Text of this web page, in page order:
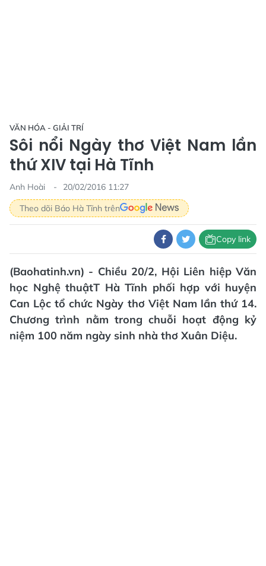
VĂN HÓA - GIẢI TRÍ
Sôi nổi Ngày thơ Việt Nam lần
thứ XIV tại Hà Tĩnh
Anh Hoài
20/02/2016 11:27
Theo dõi Báo Hà Tĩnh trên
Copy link
(Baohatinh.vn) - Chiều 20/2, Hội Liên hiệp Văn
học Nghệ thuậtT Hà Tĩnh phối hợp với huyện
Can Lộc tổ chức Ngày thơ Việt Nam lần thứ 14.
Chương trình nằm trong chuỗi hoạt động kỷ
niệm 100 năm ngày sinh nhà thơ Xuân Diệu.